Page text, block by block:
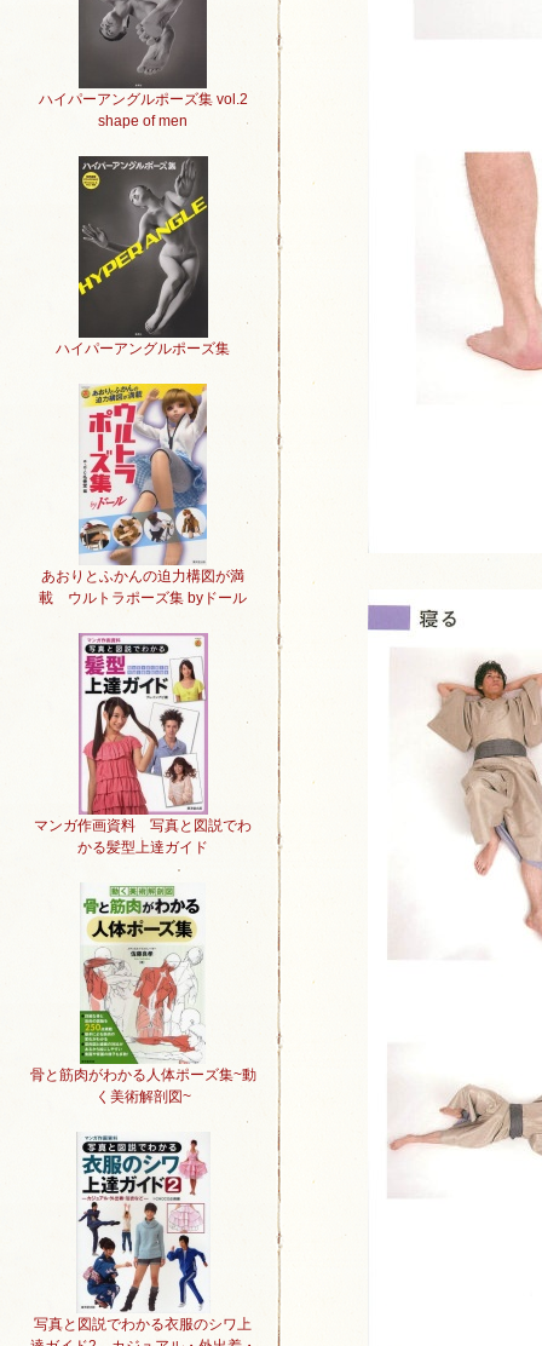
ハイパーアングルポーズ集 vol.2
shape of men
ハイパーアングルポーズ集
あおりとふかんの迫力構図が満
載 ウルトラポーズ集 byドール
マンガ作画資料 写真と図説でわ
かる髪型上達ガイド
骨と筋肉がわかる人体ポーズ集~動
く美術解剖図~
写真と図説でわかる衣服のシワ上